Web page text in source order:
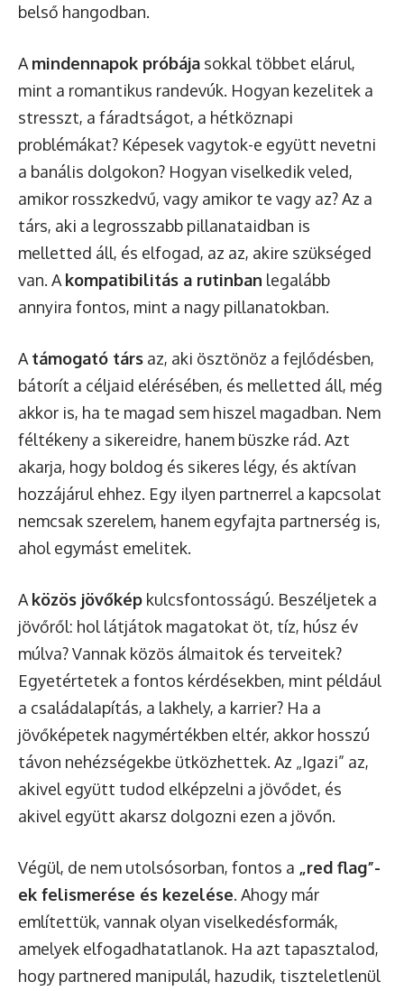
belső hangodban.
A mindennapok próbája sokkal többet elárul,
mint a romantikus randevúk. Hogyan kezelitek a
stresszt, a fáradtságot, a hétköznapi
problémákat? Képesek vagytok-e együtt nevetni
a banális dolgokon? Hogyan viselkedik veled,
amikor rosszkedvű, vagy amikor te vagy az? Az a
társ, aki a legrosszabb pillanataidban is
melletted áll, és elfogad, az az, akire szükséged
van. A kompatibilitás a rutinban legalább
annyira fontos, mint a nagy pillanatokban.
A támogató társ az, aki ösztönöz a fejlődésben,
bátorít a céljaid elérésében, és melletted áll, még
akkor is, ha te magad sem hiszel magadban. Nem
féltékeny a sikereidre, hanem büszke rád. Azt
akarja, hogy boldog és sikeres légy, és aktívan
hozzájárul ehhez. Egy ilyen partnerrel a kapcsolat
nemcsak szerelem, hanem egyfajta partnerség is,
ahol egymást emelitek.
A közös jövőkép kulcsfontosságú. Beszéljetek a
jövőről: hol látjátok magatokat öt, tíz, húsz év
múlva? Vannak közös álmaitok és terveitek?
Egyetértetek a fontos kérdésekben, mint például
a családalapítás, a lakhely, a karrier? Ha a
jövőképetek nagymértékben eltér, akkor hosszú
távon nehézségekbe ütközhettek. Az „Igazi” az,
akivel együtt tudod elképzelni a jövődet, és
akivel együtt akarsz dolgozni ezen a jövőn.
Végül, de nem utolsósorban, fontos a „red flag”-
ek felismerése és kezelése. Ahogy már
említettük, vannak olyan viselkedésformák,
amelyek elfogadhatatlanok. Ha azt tapasztalod,
hogy partnered manipulál, hazudik, tiszteletlenül